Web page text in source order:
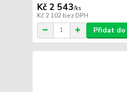
Kč 2 543/ks
Kč 2 102 bez DPH
Přidat do